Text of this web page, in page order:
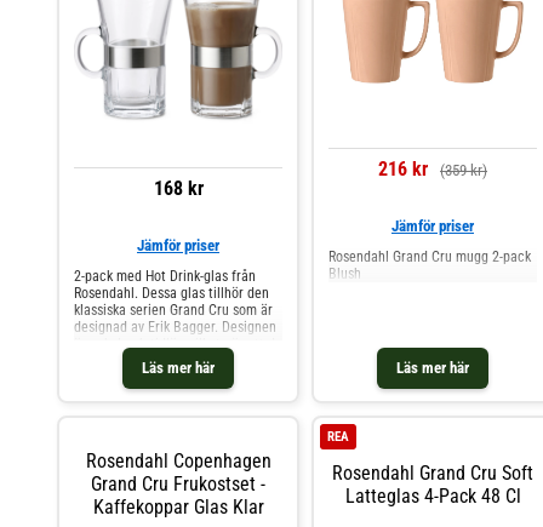
168 kr
Läs mer här
Jämför priser
2-pack med Hot Drink-glas från
Rosendahl. Dessa glas tillhör den
klassiska serien Grand Cru som är
designad av Erik Bagger. Designen
är enkel och tidlös, vilket gör att de
är fina till alla typer av dukningar.
Glaset passar perfekt till varma
drycker såsom kaffe och te.
216 kr (359 kr)
Läs mer här
Jämför priser
Rosendahl Grand Cru mugg 2-pack
Blush
Rosendahl Copenhagen
Grand Cru Frukostset -
Kaffekoppar Glas Klar
Rosendahl Grand Cru Soft
Latteglas 4-Pack 48 Cl
REA